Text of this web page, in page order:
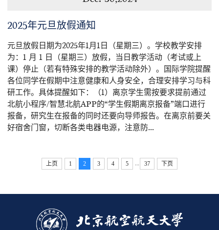
2025年元旦放假通知
元旦放假日期为2025年1月1日（星期三）。学校教学安排
为：1 月 1 日（星期三）放假，当日教学活动（考试或上
课）停止（若有特殊安排的教学活动除外）。国际学院提醒
各位同学在假期中注意健康和人身安全，合理安排学习与科
研工作。具体提醒如下：（1）离京学生需按要求提前通过
北航小程序/智慧北航APP的“学生假期离京报备”端口进行
报备，研究生在报备的同时还要向导师报告。在离京前要关
好宿舍门窗，切断各类电器电源，注意防...
上页 1 2 3 4 5 37 下页